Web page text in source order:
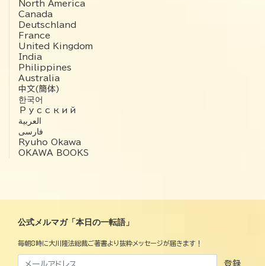
North America
Canada
Deutschland
France
United Kingdom
India
Philippines
Australia
中文(簡体)
한국어
Русский
العربية‏
فارسی
Ryuho Okawa
OKAWA BOOKS
公式メルマガ「本日の一転語」
毎朝8時に大川隆法総裁ご著書より抜粋メッセージが届きます！
登録